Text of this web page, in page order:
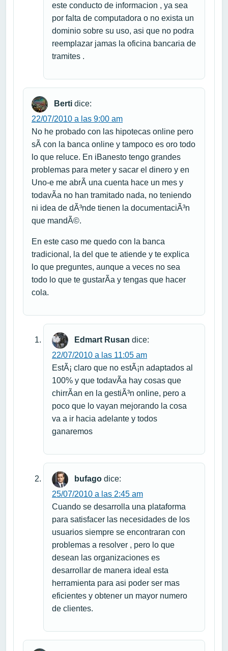
este conducto de informacion , ya sea
por falta de computadora o no exista un
dominio sobre su uso, asi que no podra
reemplazar jamas la oficina bancaria de
tramites .
Berti dice:
22/07/2010 a las 9:00 am
No he probado con las hipotecas online pero
sÃ­ con la banca online y tampoco es oro todo
lo que reluce. En iBanesto tengo grandes
problemas para meter y sacar el dinero y en
Uno-e me abrÃ­ una cuenta hace un mes y
todavÃ­a no han tramitado nada, no teniendo
ni idea de dÃ³nde tienen la documentaciÃ³n
que mandÃ©.
En este caso me quedo con la banca
tradicional, la del que te atiende y te explica
lo que preguntes, aunque a veces no sea
todo lo que te gustarÃ­a y tengas que hacer
cola.
Edmart Rusan dice:
22/07/2010 a las 11:05 am
EstÃ¡ claro que no estÃ¡n adaptados al
100% y que todavÃ­a hay cosas que
chirrÃ­an en la gestiÃ³n online, pero a
poco que lo vayan mejorando la cosa
va a ir hacia adelante y todos
ganaremos
bufago dice:
25/07/2010 a las 2:45 am
Cuando se desarrolla una plataforma
para satisfacer las necesidades de los
usuarios siempre se encontraran con
problemas a resolver , pero lo que
desean las organizaciones es
desarrollar de manera ideal esta
herramienta para asi poder ser mas
eficientes y obtener un mayor numero
de clientes.